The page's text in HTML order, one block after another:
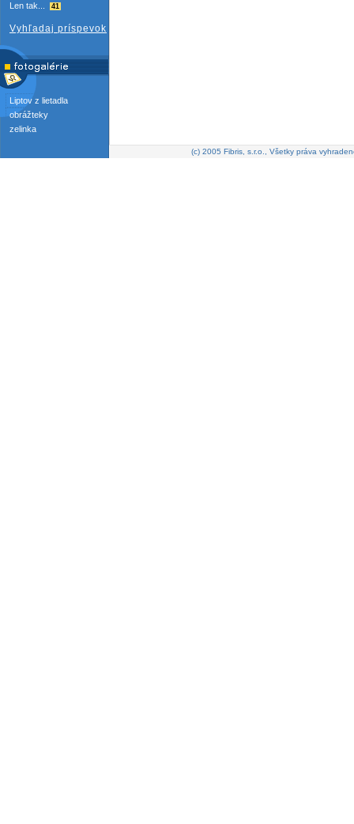
Len tak... 41
Vyhľadaj príspevok
Liptov z lietadla
obrážteky
zelinka
(c) 2005 Fibris, s.r.o., Všetky práva